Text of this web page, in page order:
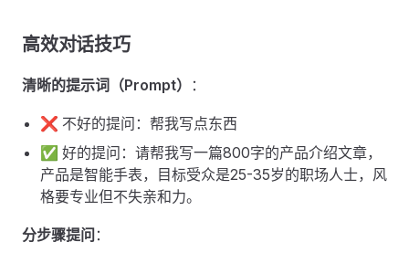
高效对话技巧
清晰的提示词（Prompt） ：
❌ 不好的提问：帮我写点东西
✅ 好的提问：请帮我写一篇800字的产品介绍文章，
产品是智能手表，目标受众是25-35岁的职场人士，风
格要专业但不失亲和力。
分步骤提问 ：